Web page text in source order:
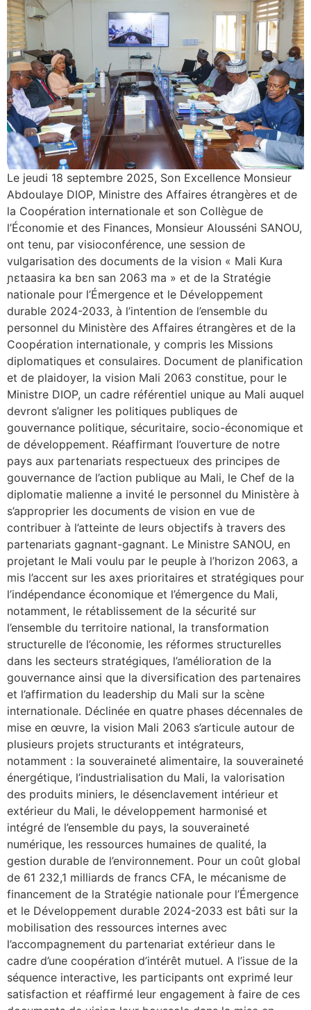
Le jeudi 18 septembre 2025, Son Excellence Monsieur
Abdoulaye DIOP, Ministre des Affaires étrangères et de
la Coopération internationale et son Collègue de
l’Économie et des Finances, Monsieur Alousséni SANOU,
ont tenu, par visioconférence, une session de
vulgarisation des documents de la vision « Mali Kura
ɲɛtaasira ka bɛn san 2063 ma » et de la Stratégie
nationale pour l’Émergence et le Développement
durable 2024-2033, à l’intention de l’ensemble du
personnel du Ministère des Affaires étrangères et de la
Coopération internationale, y compris les Missions
diplomatiques et consulaires. Document de planification
et de plaidoyer, la vision Mali 2063 constitue, pour le
Ministre DIOP, un cadre référentiel unique au Mali auquel
devront s’aligner les politiques publiques de
gouvernance politique, sécuritaire, socio-économique et
de développement. Réaffirmant l’ouverture de notre
pays aux partenariats respectueux des principes de
gouvernance de l’action publique au Mali, le Chef de la
diplomatie malienne a invité le personnel du Ministère à
s’approprier les documents de vision en vue de
contribuer à l’atteinte de leurs objectifs à travers des
partenariats gagnant-gagnant. Le Ministre SANOU, en
projetant le Mali voulu par le peuple à l’horizon 2063, a
mis l’accent sur les axes prioritaires et stratégiques pour
l’indépendance économique et l’émergence du Mali,
notamment, le rétablissement de la sécurité sur
l’ensemble du territoire national, la transformation
structurelle de l’économie, les réformes structurelles
dans les secteurs stratégiques, l’amélioration de la
gouvernance ainsi que la diversification des partenaires
et l’affirmation du leadership du Mali sur la scène
internationale. Déclinée en quatre phases décennales de
mise en œuvre, la vision Mali 2063 s’articule autour de
plusieurs projets structurants et intégrateurs,
notamment : la souveraineté alimentaire, la souveraineté
énergétique, l’industrialisation du Mali, la valorisation
des produits miniers, le désenclavement intérieur et
extérieur du Mali, le développement harmonisé et
intégré de l’ensemble du pays, la souveraineté
numérique, les ressources humaines de qualité, la
gestion durable de l’environnement. Pour un coût global
de 61 232,1 milliards de francs CFA, le mécanisme de
financement de la Stratégie nationale pour l’Émergence
et le Développement durable 2024-2033 est bâti sur la
mobilisation des ressources internes avec
l’accompagnement du partenariat extérieur dans le
cadre d’une coopération d’intérêt mutuel. A l’issue de la
séquence interactive, les participants ont exprimé leur
satisfaction et réaffirmé leur engagement à faire de ces